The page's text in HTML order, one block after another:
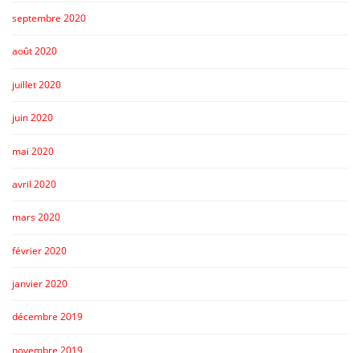
septembre 2020
août 2020
juillet 2020
juin 2020
mai 2020
avril 2020
mars 2020
février 2020
janvier 2020
décembre 2019
novembre 2019